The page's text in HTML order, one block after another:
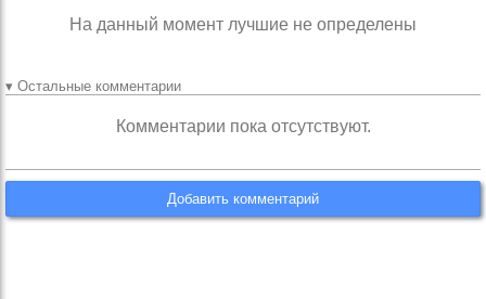
На данный момент лучшие не определены
▾ Остальные комментарии
Комментарии пока отсутствуют.
Добавить комментарий